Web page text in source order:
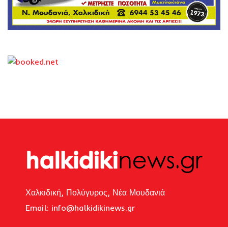
Χαλκιδική, Πολύγυρος, Νέα Μουδανιά
Email: info@halkidikinews.gr